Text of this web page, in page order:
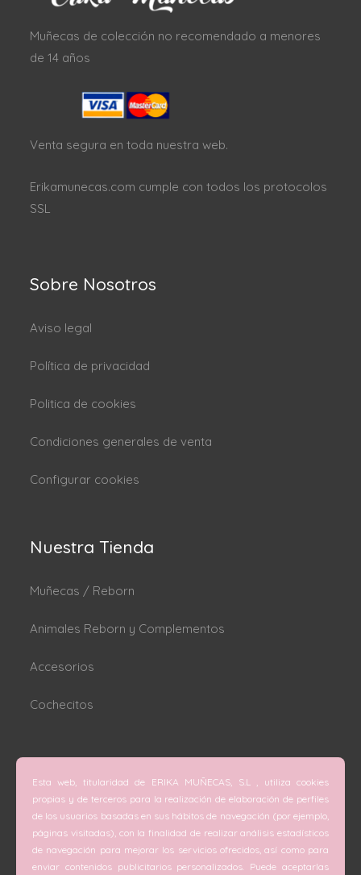
Muñecas de colección no recomendado a menores
de 14 años
Venta segura en toda nuestra web.
Erikamunecas.com cumple con todos los protocolos
SSL
Sobre Nosotros
Aviso legal
Política de privacidad
Politica de cookies
Condiciones generales de venta
Configurar cookies
Nuestra Tienda
Muñecas / Reborn
Animales Reborn y Complementos
Accesorios
Cochecitos
C/ San Vicente Mártir nº 74 (Valencia).
C/ Doctor Melis nº 6 (Grao de Gandía).
Teléfono
Esta web, titularidad de ERIKA MUÑECAS, S.L , utiliza cookies
propias y de terceros para la realización de elaboración de perfiles
de los usuarios basadas en sus hábitos de navegación (por ejemplo,
páginas visitadas), con la finalidad de realizar análisis estadísticos
de navegación para mejorar los servicios ofrecidos, así como para
enviar contenidos publicitarios personalizados. Puede aceptarlas